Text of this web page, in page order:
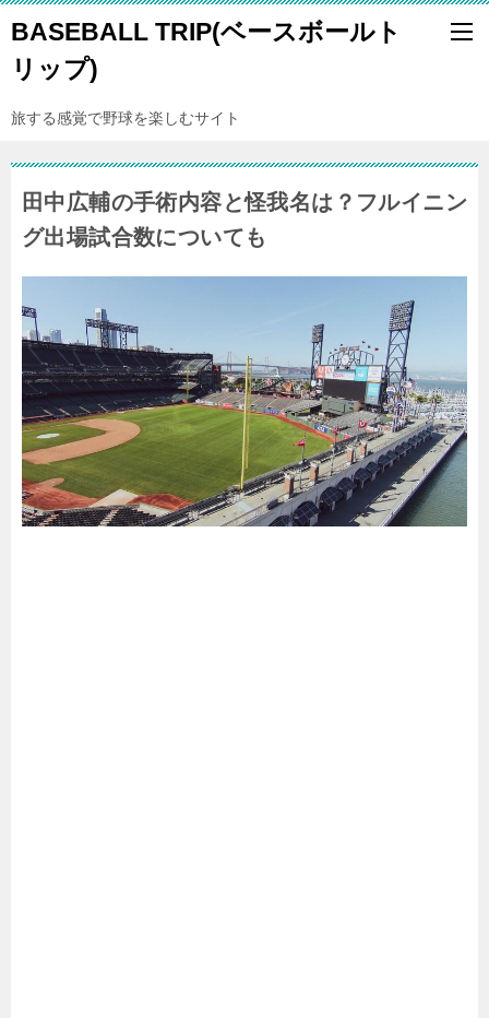
BASEBALL TRIP(ベースボールト
リップ)
旅する感覚で野球を楽しむサイト
田中広輔の手術内容と怪我名は？フルイニン
グ出場試合数についても